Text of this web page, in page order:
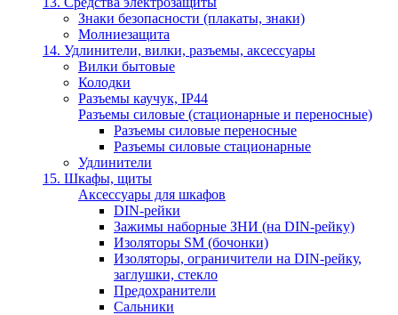
Знаки безопасности (плакаты, знаки)
Молниезащита
14. Удлинители, вилки, разъемы, аксессуары
Вилки бытовые
Колодки
Разъемы каучук, IP44
Разъемы силовые (стационарные и переносные)
Разъемы силовые переносные
Разъемы силовые стационарные
Удлинители
15. Шкафы, щиты
Аксессуары для шкафов
DIN-рейки
Зажимы наборные ЗНИ (на DIN-рейку)
Изоляторы SM (бочонки)
Изоляторы, ограничители на DIN-рейку,
заглушки, стекло
Предохранители
Сальники